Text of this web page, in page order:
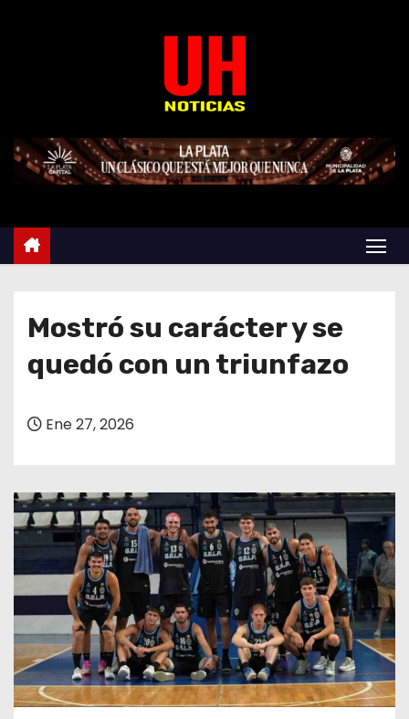
e
Mostró su carácter y se
quedó con un triunfazo
Ene 27, 2026